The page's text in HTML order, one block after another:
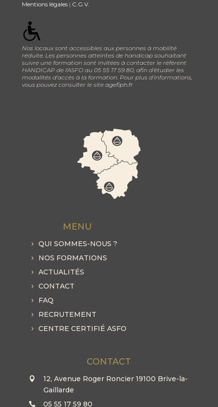
Mentions légales| C.G.V.
Nos locaux sont accessibles aux personnes à mobilité
réduite. Les personnes atteintes de handicap souhaitant
suivre une formation sont invitées à contacter le référent
HANDICAP de l'ASFO au 05 55 17 59 80, afin d’étudier les
modalités d'accès à la formation. Pour plus d’informations,
vous pouvez consulter le site agefiph.fr
MENU
QUI SOMMES-NOUS ?
NOS FORMATIONS
ACTUALITÉS
CONTACT
FAQ
RECRUTEMENT
CENTRE CERTIFIÉ ASFO
CONTACT
12, Avenue Roger Roncier 19100 Brive-la-
Gaillarde
05 55 17 59 80